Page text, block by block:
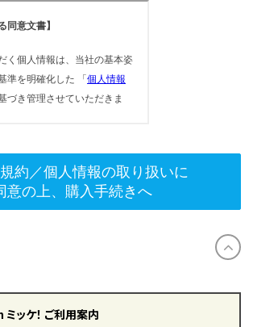
約／個人情報の取り扱いに
意の上、購入手続きへ
ッケ！ ご利用案内